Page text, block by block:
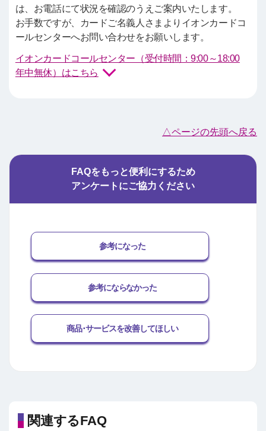
は、お電話にて状況を確認のうえご案内いたします。
お手数ですが、カードご名義人さまよりイオンカードコ
ールセンターへお問い合わせをお願いします。
イオンカードコールセンター（受付時間：9:00～18:00
年中無休）はこちら
△ページの先頭へ戻る
FAQをもっと便利にするため
アンケートにご協力ください
参考になった
参考にならなかった
商品･サービスを改善してほしい
関連するFAQ